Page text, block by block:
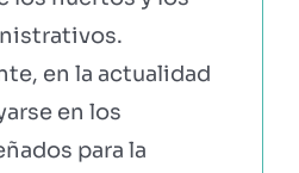
en la actualidad
en los
para la